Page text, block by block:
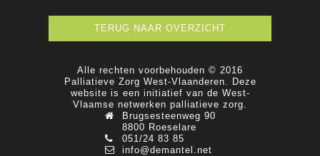
TERUG NAAR OVERZICHT
Alle rechten voorbehouden © 2016
Palliatieve Zorg West-Vlaanderen. Deze
website is een initiatief van de West-
Vlaamse netwerken palliatieve zorg.
Brugsesteenweg 90
8800 Roeselare
051/24 83 85
info@demantel.net